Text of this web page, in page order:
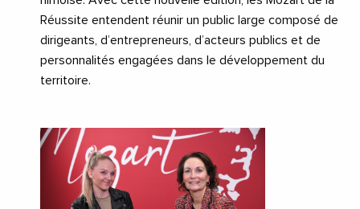
Réussite entendent réunir un public large composé de
dirigeants, d’entrepreneurs, d’acteurs publics et de
personnalités engagées dans le développement du
territoire.